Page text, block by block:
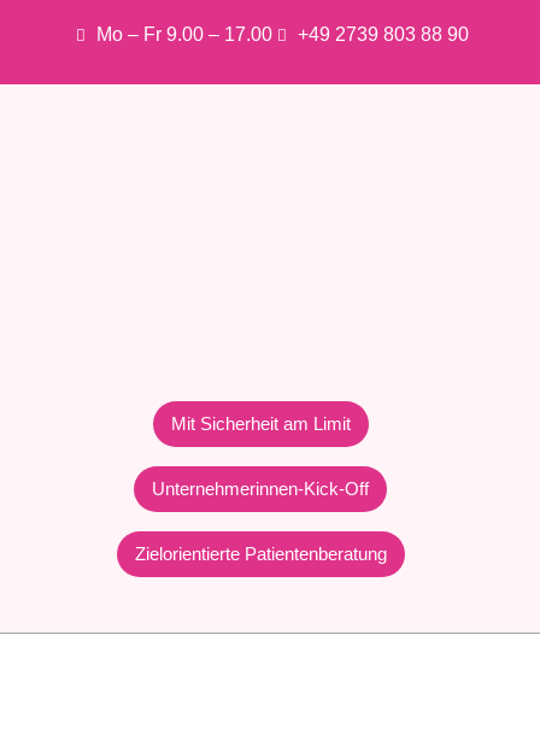
Mo – Fr 9.00 – 17.00 +49 2739 803 88 90
Mit Sicherheit am Limit
Unternehmerinnen-Kick-Off
Zielorientierte Patientenberatung